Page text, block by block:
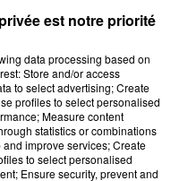
est notre priorité
data processing based on
Store and/or access
to select advertising; Create
profiles to select personalised
Measure content
statistics or combinations
improve services; Create
to select personalised
Ensure security, prevent and